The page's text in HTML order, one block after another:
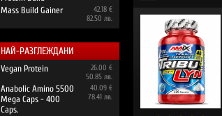
Mass Build Gainer
42.18 €
82.50 лв.
НАЙ-РАЗГЛЕЖДАНИ
Vegan Protein
26.00 €
50.85 лв.
Anabolic Amino 5500
Mega Caps - 400
Caps.
40.09 €
78.41 лв.